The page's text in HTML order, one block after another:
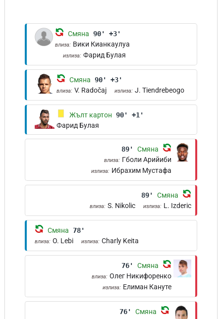
Смяна 90' +3'
влиза: Вики Кианкаулуа
излиза: Фарид Булая
Смяна 90' +3'
влиза: V. Radočaj излиза: J. Tiendrebeogo
Жълт картон 90' +1'
Фарид Булая
89' Смяна
влиза: Гболи Арийиби
излиза: Ибрахим Мустафа
89' Смяна
влиза: S. Nikolic излиза: L. Izderic
Смяна 78'
влиза: O. Lebi излиза: Charly Keita
76' Смяна
влиза: Олег Никифоренко
излиза: Елиман Кануте
76'
Смяна